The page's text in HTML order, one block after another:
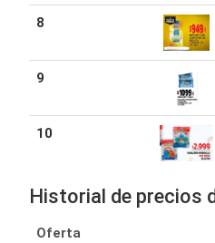
8
9
10
Historial de precios
Oferta